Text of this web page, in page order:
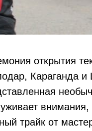
открытия
Караганда и
внимания,
трайк от